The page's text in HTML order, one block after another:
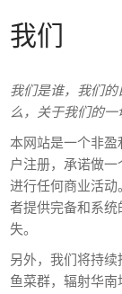
我们
我们是谁，我们
么，关于我们的一
本网站是一个非
户注册，承诺做
进行任何商业活
者提供完备和系
失。
另外，我们将持
鱼菜群，辐射华